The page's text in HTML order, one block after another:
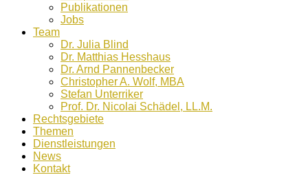
Publikationen
Jobs
Team
Dr. Julia Blind
Dr. Matthias Hesshaus
Dr. Arnd Pannenbecker
Christopher A. Wolf, MBA
Stefan Unterriker
Prof. Dr. Nicolai Schädel, LL.M.
Rechtsgebiete
Themen
Dienstleistungen
News
Kontakt